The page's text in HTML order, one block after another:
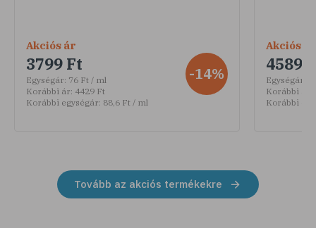
Akciós ár
3799 Ft
Egységár: 76 Ft / ml
Korábbi ár: 4429 Ft
Korábbi egységár: 88,6 Ft / ml
-14%
Akciós ár
4589
Egységár:
Korábbi ár:
Korábbi
Tovább az akciós termékekre